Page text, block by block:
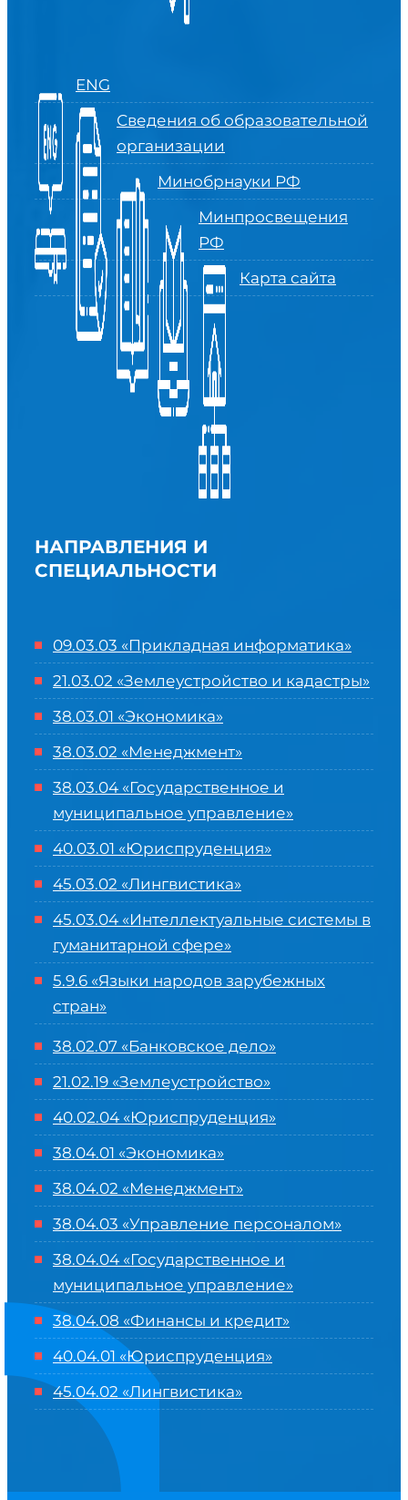
ENG
Сведения об образовательной
организации
Минобрнауки РФ
Минпросвещения
РФ
Карта сайта
НАПРАВЛЕНИЯ И
СПЕЦИАЛЬНОСТИ
09.03.03 «Прикладная информатика»
21.03.02 «Землеустройство и кадастры»
38.03.01 «Экономика»
38.03.02 «Менеджмент»
38.03.04 «Государственное и
муниципальное управление»
40.03.01 «Юриспруденция»
45.03.02 «Лингвистика»
45.03.04 «Интеллектуальные системы в
гуманитарной сфере»
5.9.6 «Языки народов зарубежных
стран»
38.02.07 «Банковское дело»
21.02.19 «Землеустройство»
40.02.04 «Юриспруденция»
38.04.01 «Экономика»
38.04.02 «Менеджмент»
38.04.03 «Управление персоналом»
38.04.04 «Государственное и
муниципальное управление»
38.04.08 «Финансы и кредит»
40.04.01 «Юриспруденция»
45.04.02 «Лингвистика»